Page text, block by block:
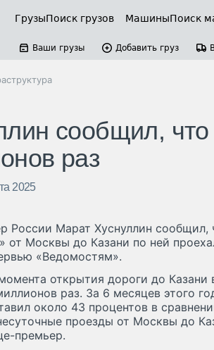
ГрузыПоиск грузов МашиныПоиск
Ваши грузы Добавить груз
сообщил,
раз
2025
России Марат Хуснуллин сообщил,
от Москвы до Казани по ней
«Ведомостям».
открытия дороги до Казани
раз. За 6 месяцев этого
около 43 процентов в
проезды от Москвы до
премьер.